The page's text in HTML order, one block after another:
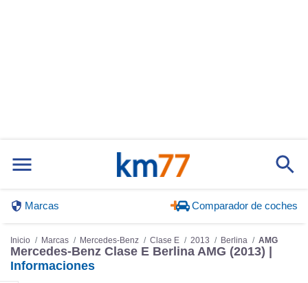
Marcas Comparador de coches
Inicio Marcas Mercedes-Benz Clase E 2013 Berlina AMG
Mercedes-Benz Clase E Berlina AMG (2013) |
Informaciones